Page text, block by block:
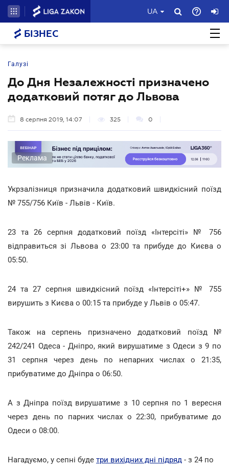
UA
БІЗНЕС
Галузі
До Дня Незалежності призначено
додатковий потяг до Львова
8 серпня 2019, 14:07 325 0
Реклама
Укрзалізниця призначила додатковий швидкісний поїзд
№ 755/756 Київ - Львів - Київ.
23 та 26 серпня додатковий поїзд «Інтерсіті» № 756
відправиться зі Львова о 23:00 та прибуде до Києва о
05:50.
24 та 27 серпня швидкісний поїзд «Інтерсіті+» № 755
вирушить з Києва о 00:15 та прибуде у Львів о 05:47.
Також на серпень призначено додатковий поїзд №
242/241 Одеса - Дніпро, який вирушатиме з Одеси з 9 по
31 серпня через день по непарних числах о 21:35,
прибуватиме до Дніпра о 06:50.
А з Дніпра поїзд вирушатиме з 10 серпня по 1 вересня
через день по парних числах о 22:30, прибуватиме до
Одеси о 08:00.
Нагадуємо, у сепні буде три вихідних дні підряд - з 24 по